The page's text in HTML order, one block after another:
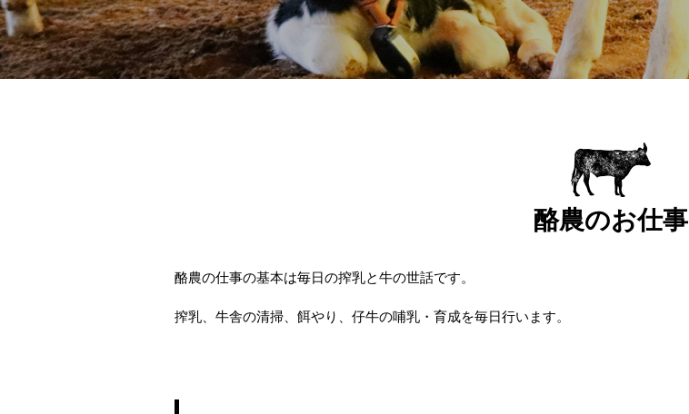
酪農のお仕事
酪農の仕事の基本は毎日の搾乳と牛の世話です。
搾乳、牛舎の清掃、餌やり、仔牛の哺乳・育成を毎日行います。